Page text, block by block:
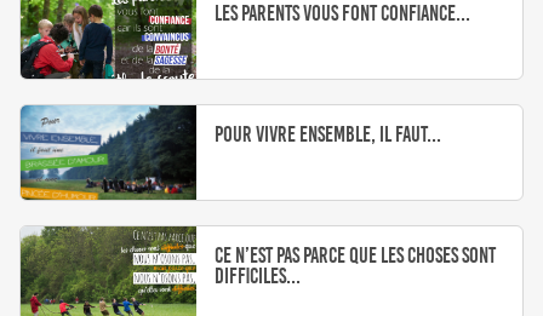
Les parents vous font confiance...
Pour vivre ensemble, il faut...
Ce n’est pas parce que les choses sont
difficiles...